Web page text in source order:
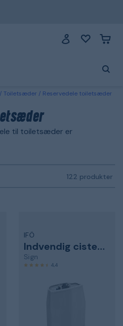
Toiletsæder Reservedele toiletsæder
til toiletsæder er
122 produkter
IFÖ
Indvendig cisterne
Sign
4,4